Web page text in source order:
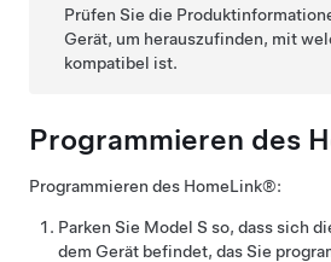
Prüfen Sie die
Gerät, um herauszufinden, mit
kompatibel ist.
Programmieren des
Programmieren des HomeLink®:
Parken Sie Model S so, dass sich
dem Gerät befindet, das Sie